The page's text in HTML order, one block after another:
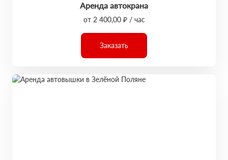
Аренда автокрана
от 2 400,00 ₽ / час
Заказать